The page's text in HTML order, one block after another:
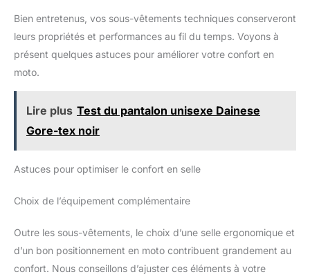
Bien entretenus, vos sous-vêtements techniques conserveront
leurs propriétés et performances au fil du temps. Voyons à
présent quelques astuces pour améliorer votre confort en
moto.
Lire plus Test du pantalon unisexe Dainese
Gore-tex noir
Astuces pour optimiser le confort en selle
Choix de l’équipement complémentaire
Outre les sous-vêtements, le choix d’une selle ergonomique et
d’un bon positionnement en moto contribuent grandement au
confort. Nous conseillons d’ajuster ces éléments à votre